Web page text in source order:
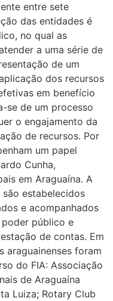
entre sete
das entidades é
no qual as
a uma série de
de um
dos recursos
em benefício
se de um processo
o engajamento da
de recursos. Por
um papel
Cunha,
em Araguaína. A
estabelecidos
e acompanhados
público e
de contas. Em
araguainenses foram
do FIA: Associação
de Araguaína
Luiza; Rotary Club